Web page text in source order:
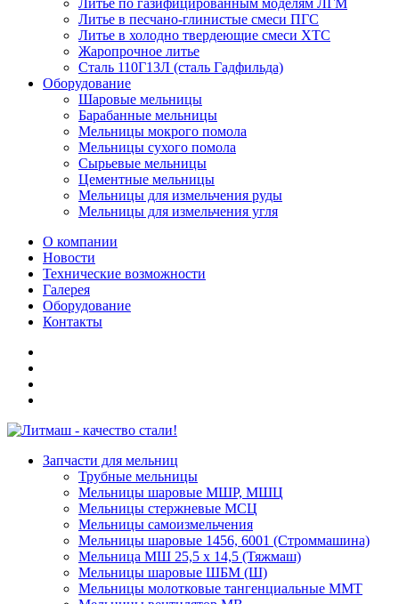
Литье по газифицированным моделям ЛГМ
Литье в песчано-глинистые смеси ПГС
Литье в холодно твердеющие смеси ХТС
Жаропрочное литье
Сталь 110Г13Л (сталь Гадфильда)
Оборудование
Шаровые мельницы
Барабанные мельницы
Мельницы мокрого помола
Мельницы сухого помола
Сырьевые мельницы
Цементные мельницы
Мельницы для измельчения руды
Мельницы для измельчения угля
О компании
Новости
Технические возможности
Галерея
Оборудование
Контакты
Запчасти для мельниц
Трубные мельницы
Мельницы шаровые МШР, МШЦ
Мельницы стержневые МСЦ
Мельницы самоизмельчения
Мельницы шаровые 1456, 6001 (Строммашина)
Мельница МШ 25,5 х 14,5 (Тяжмаш)
Мельницы шаровые ШБМ (Ш)
Мельницы молотковые тангенциальные ММТ